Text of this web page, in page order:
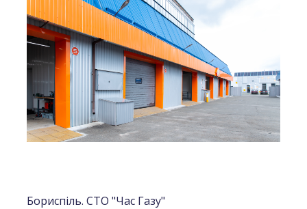
Бориспіль. СТО "Час Газу"